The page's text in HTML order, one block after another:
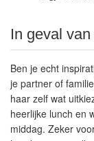
In geval
Ben je echt
je partner of
haar zelf wat
heerlijke lunch en
middag. Zeker